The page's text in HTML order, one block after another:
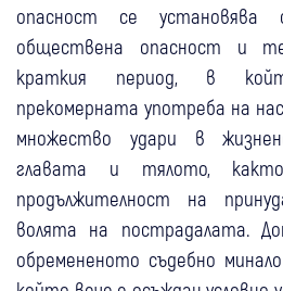
опасност се установява
обществена опасност и
краткия период, в
прекомерната употреба на
множество удари в
главата и тялото,
продължителност на
волята на пострадалата.
обремененото съдебно